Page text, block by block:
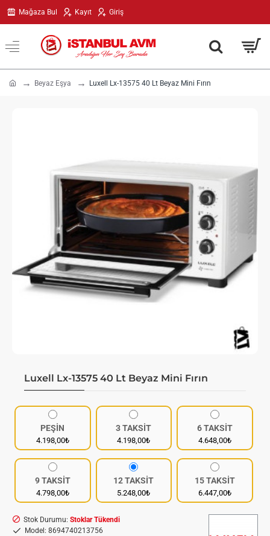
Mağaza Bul Kayıt Giriş
Beyaz Eşya Luxell Lx-13575 40 Lt Beyaz Mini Fırın
Luxell Lx-13575 40 Lt Beyaz Mini Fırın
PEŞİN
4.198,00₺
3 TAKSİT
4.198,00₺
6 TAKSİT
4.648,00₺
9 TAKSİT
4.798,00₺
12 TAKSİT
5.248,00₺
15 TAKSİT
6.447,00₺
Stok Durumu: Stoklar Tükendi
Model: 8694740213756